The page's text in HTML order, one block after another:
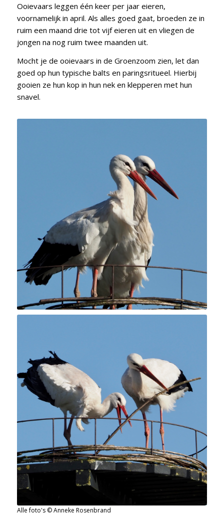
Ooievaars leggen één keer per jaar eieren,
voornamelijk in april. Als alles goed gaat, broeden ze in
ruim een maand drie tot vijf eieren uit en vliegen de
jongen na nog ruim twee maanden uit.
Mocht je de ooievaars in de Groenzoom zien, let dan
goed op hun typische balts en paringsritueel. Hierbij
gooien ze hun kop in hun nek en klepperen met hun
snavel.
Alle foto's © Anneke Rosenbrand